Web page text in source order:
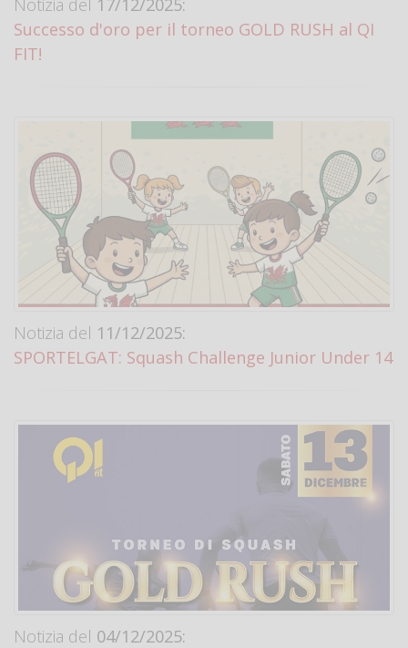
Notizia del 17/12/2025:
Successo d'oro per il torneo GOLD RUSH al QI
FIT!
Notizia del 11/12/2025:
SPORTELGAT: Squash Challenge Junior Under 14
Notizia del 04/12/2025: